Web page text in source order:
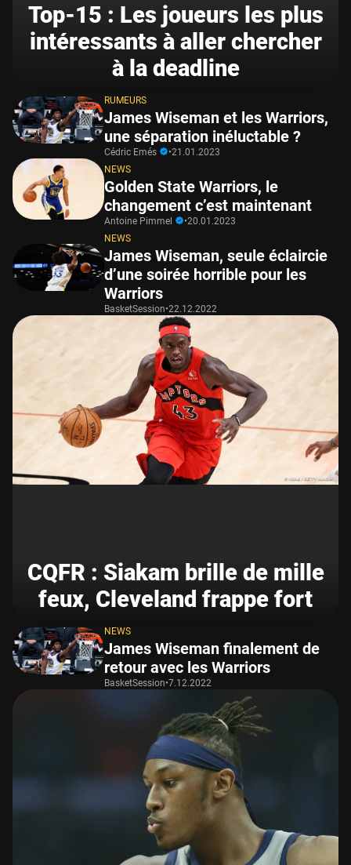
Top-15 : Les joueurs les plus
intéressants à aller chercher
à la deadline
RUMEURS
James Wiseman et les Warriors,
une séparation inéluctable ?
Cédric Emés •21.01.2023
NEWS
Golden State Warriors, le
changement c’est maintenant
Antoine Pimmel •20.01.2023
NEWS
James Wiseman, seule éclaircie
d’une soirée horrible pour les
Warriors
BasketSession•22.12.2022
CQFR : Siakam brille de mille
feux, Cleveland frappe fort
NEWS
James Wiseman finalement de
retour avec les Warriors
BasketSession•7.12.2022